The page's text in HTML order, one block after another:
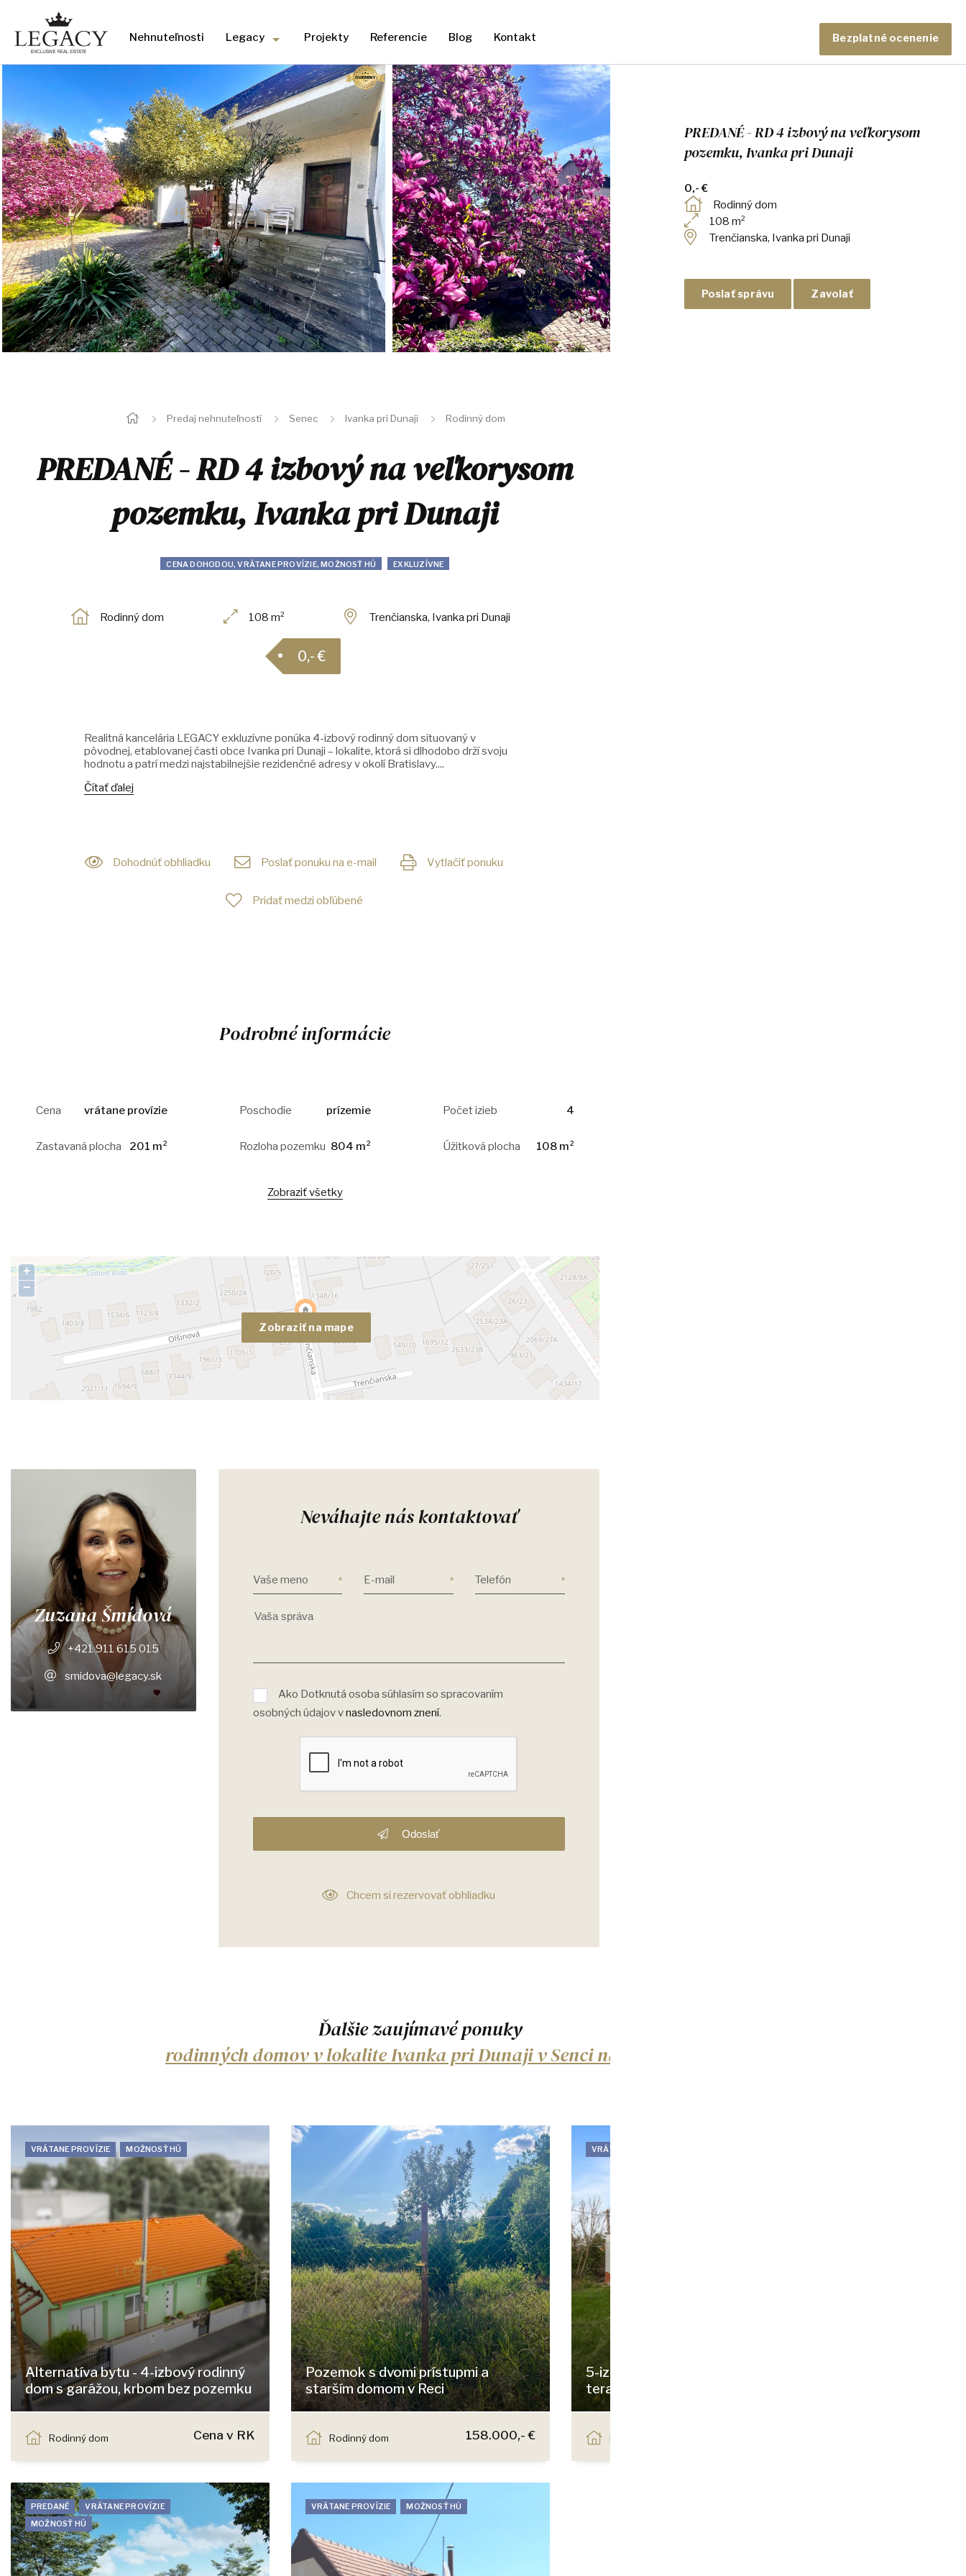
Nehnuteľnosti Legacy Projekty Referencie Blog Kontakt Bezplatné ocenenie
PREDANÉ - RD 4 izbový na veľkorysom
pozemku, Ivanka pri Dunaji
0,- €
Rodinný dom
108 m²
Trenčianska, Ivanka pri Dunaji
Poslať správu Zavolať
Predaj nehnuteľností Senec Ivanka pri Dunaji Rodinný dom
PREDANÉ - RD 4 izbový na veľkorysom
pozemku, Ivanka pri Dunaji
CENA DOHODOU, VRÁTANE PROVÍZIE, MOŽNOSŤ HÚ EXKLUZÍVNE
Rodinný dom 108 m² Trenčianska, Ivanka pri Dunaji
0,- €
Realitná kancelária LEGACY exkluzívne ponúka 4-izbový rodinný dom situovaný v
pôvodnej, etablovanej časti obce Ivanka pri Dunaji – lokalite, ktorá si dlhodobo drží svoju
hodnotu a patrí medzi najstabilnejšie rezidenčné adresy v okolí Bratislavy....
Čítať ďalej
Dohodnúť obhliadku Poslať ponuku na e-mail Vytlačiť ponuku
Pridať medzi obľúbené
Podrobné informácie
Cena vrátane provízie Poschodie prízemie Počet izieb 4
Zastavaná plocha 201 m² Rozloha pozemku 804 m² Úžitková plocha 108 m²
Zobraziť všetky
Zobraziť na mape
+
−
Zuzana Šmídová
+421 911 615 015
smidova@legacy.sk
Neváhajte nás kontaktovať
Vaše meno E-mail Telefón
Ako Dotknutá osoba súhlasím so spracovaním
osobných údajov vnasledovnom znení.
Odoslať
Chcem si rezervovať obhliadku
Ďalšie zaujímavé ponuky
rodinných domov v lokalite Ivanka pri Dunaji v Senci na predaj
VRÁTANE PROVÍZIE MOŽNOSŤ HÚ
Alternatíva bytu - 4-izbový rodinný
dom s garážou, krbom bez pozemku
Rodinný dom
Cena v RK
Pozemok s dvomi prístupmi a
starším domom v Reci
Rodinný dom
158.000,- €
VRÁTANE PROVÍZIE
5-izbový dom Hrubá Borša – garáž, 2
terasy, suterén, pozemok 712 m².
Rodinný dom
PREDANÉ
VRÁTANE PROVÍZIE
MOŽNOSŤ HÚ
VRÁTANE PROVÍZIE MOŽNOSŤ HÚ